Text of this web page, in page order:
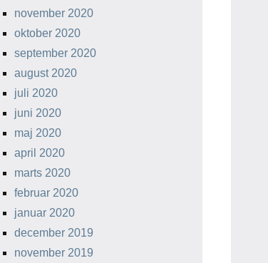
november 2020
oktober 2020
september 2020
august 2020
juli 2020
juni 2020
maj 2020
april 2020
marts 2020
februar 2020
januar 2020
december 2019
november 2019